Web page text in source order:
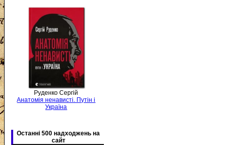
Руденко Сергій
Анатомія ненависті. Путін і
Україна
Останні 500 надходжень на
сайт